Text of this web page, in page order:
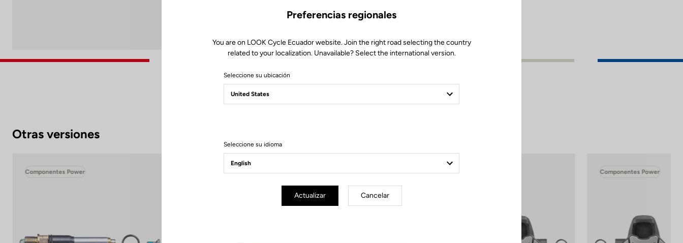
Otras versiones
Componentes Power Componentes Power Componentes Power Componentes Power
Preferencias regionales
You are on LOOK Cycle Ecuador website. Join the right road selecting the country
related to your localization. Unavailable? Select the international version.
Seleccione su ubicación
Seleccione su idioma
Actualizar Cancelar